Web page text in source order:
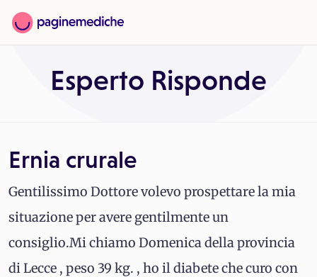
Esperto Risponde
Ernia crurale
Gentilissimo Dottore volevo prospettare la mia
situazione per avere gentilmente un
consiglio.Mi chiamo Domenica della provincia
di Lecce , peso 39 kg. , ho il diabete che curo con